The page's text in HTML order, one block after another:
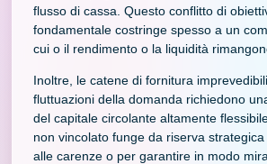
flusso di cassa. Questo conflitto di
fondamentale costringe spesso a un
cui o il rendimento o la liquidità
Inoltre, le catene di fornitura
fluttuazioni della domanda richiedono
del capitale circolante altamente
non vincolato funge da riserva
alle carenze o per garantire in modo